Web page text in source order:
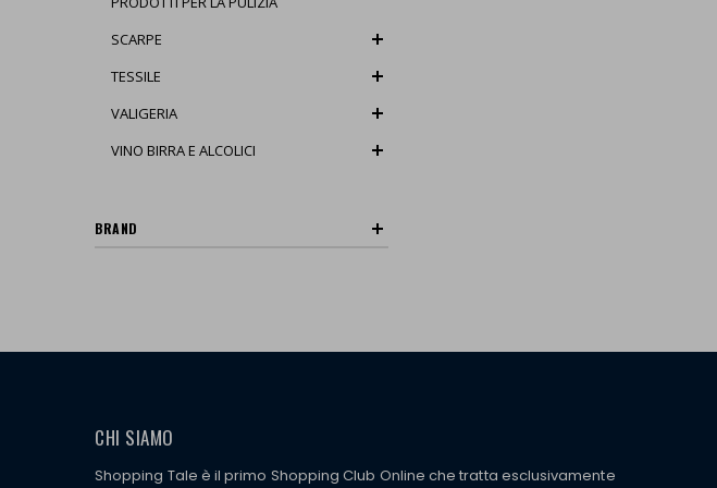
SCARPE
TESSILE
VALIGERIA
VINO BIRRA E ALCOLICI
BRAND
CHI SIAMO
Shopping Tale è il primo Shopping Club Online che tratta esclusivamente